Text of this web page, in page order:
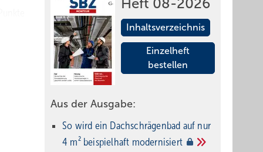
Heft 08-2026
Inhaltsverzeichnis
Einzelheft
bestellen
Aus der Ausgabe:
So wird ein Dach­schrägenbad auf nur
4 m² beispielhaft modernisiert